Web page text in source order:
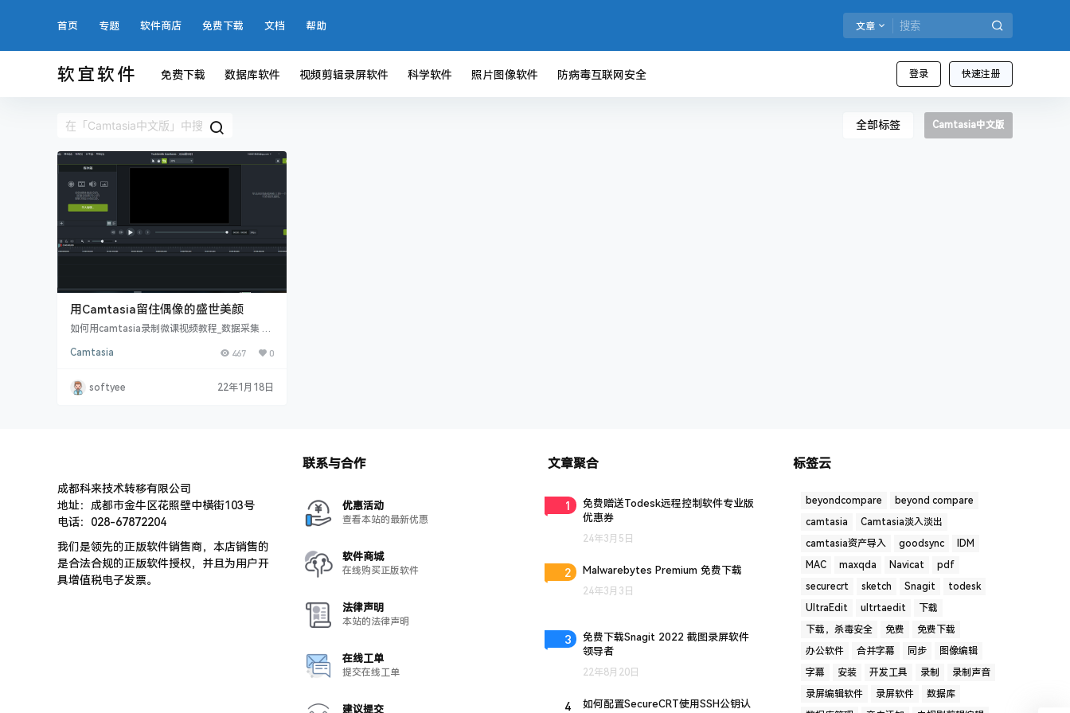
首页 专题 软件商店 免费下载 文档 帮助 文章
软宜软件 登录 快速注册
免费下载 数据库软件 视频剪辑录屏软件 科学软件 照片图像软件 防病毒互联网安全
全部标签 Camtasia中文版
用Camtasia留住偶像的盛世美颜
如何用camtasia录制微课视频教程_数据采集 Ca
用性，比如教师职业等，通常都是需要录制微课
sia进行微课视频录制。 如何使用Camtasia中文
版制作偶像在影视作品中的高光表现集锦。 前期
Camtasia 467 0
softyee 22年1月18日
成都科来技术转移有限公司
地址：成都市金牛区花照壁中横街103号
电话：028-67872204
我们是领先的正版软件销售商，本店销售的
是合法合规的正版软件授权，并且为用户开
具增值税电子发票。
联系与合作
优惠活动
查看本站的最新优惠
软件商城
在线购买正版软件
法律声明
本站的法律声明
在线工单
提交在线工单
建议提交
文章聚合
1
免费赠送Todesk远程控制软件专业版
优惠券
24年3月5日
2 Malwarebytes Premium 免费下载
24年3月3日
3
免费下载Snagit 2022 截图录屏软件
领导者
22年8月20日
4
如何配置SecureCRT使用SSH公钥认
标签云
beyondcompare
beyond compare
camtasia
Camtasia淡入淡出
camtasia资产导入
goodsync
IDM
MAC
maxqda Navicat
pdf
securecrt
sketch Snagit
todesk
UltraEdit
ultrtaedit
下载
下载，杀毒安全
免费
免费下载
办公软件
合并字幕 同步
图像编辑
字幕
安装 开发工具 录制
录制声音
录屏编辑软件
录屏软件
数据库